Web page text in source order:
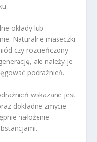
okłady lub
Naturalne maseczki
czy rozcieńczony
ale należy je
podrażnień.
wskazane jest
dokładne zmycie
nałożenie